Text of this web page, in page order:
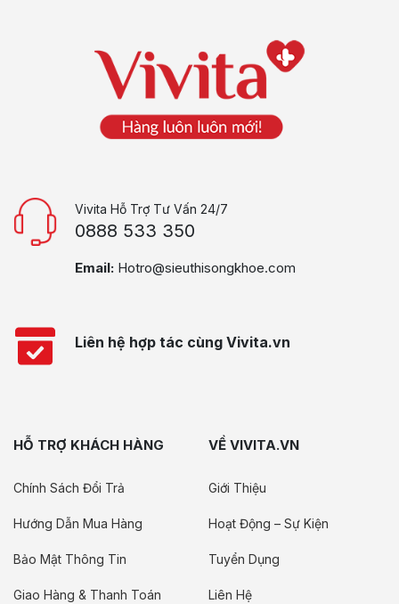
Vivita Hỗ Trợ Tư Vấn 24/7
0888 533 350
Email: Hotro@sieuthisongkhoe.com
Liên hệ hợp tác cùng Vivita.vn
HỖ TRỢ KHÁCH HÀNG
Chính Sách Đổi Trả
Hướng Dẫn Mua Hàng
Bảo Mật Thông Tin
Giao Hàng & Thanh Toán
VỀ VIVITA.VN
Giới Thiệu
Hoạt Động – Sự Kiện
Tuyển Dụng
Liên Hệ